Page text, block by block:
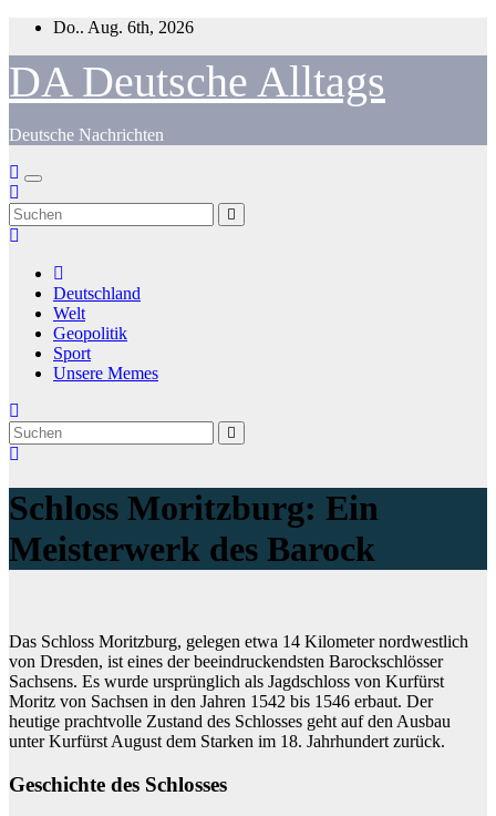
Zum
springen
Do.. Aug. 6th, 2026
DA Deutsche Alltags
Deutsche Nachrichten
Deutschland
Welt
Geopolitik
Sport
Unsere Memes
Schloss Moritzburg: Ein
Meisterwerk des Barock
Das Schloss Moritzburg, gelegen etwa 14 Kilometer nordwestlich
von Dresden, ist eines der beeindruckendsten Barockschlösser
Sachsens. Es wurde ursprünglich als Jagdschloss von Kurfürst
Moritz von Sachsen in den Jahren 1542 bis 1546 erbaut. Der
heutige prachtvolle Zustand des Schlosses geht auf den Ausbau
unter Kurfürst August dem Starken im 18. Jahrhundert zurück.
Geschichte des Schlosses